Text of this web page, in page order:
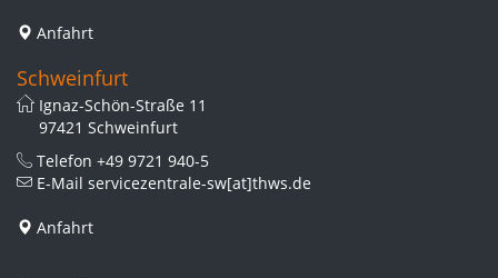
Anfahrt
Schweinfurt
Ignaz-Schön-Straße 11
97421 Schweinfurt
Telefon +49 9721 940-5
E-Mail servicezentrale-sw[at]thws.de
Anfahrt